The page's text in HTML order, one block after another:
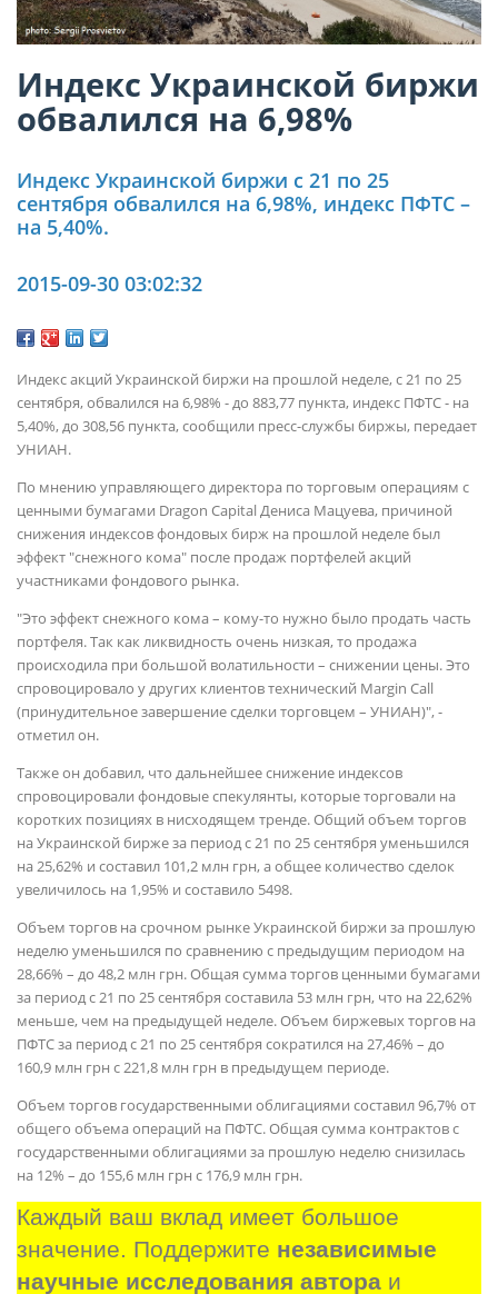
Индекс Украинской биржи
обвалился на 6,98%
Индекс Украинской биржи с 21 по 25
сентября обвалился на 6,98%, индекс ПФТС –
на 5,40%.
2015-09-30 03:02:32
Индекс акций Украинской биржи на прошлой неделе, с 21 по 25
сентября, обвалился на 6,98% - до 883,77 пункта, индекс ПФТС - на
5,40%, до 308,56 пункта, сообщили пресс-службы биржы, передает
УНИАН.
По мнению управляющего директора по торговым операциям с
ценными бумагами Dragon Capital Дениса Мацуева, причиной
снижения индексов фондовых бирж на прошлой неделе был
эффект "снежного кома" после продаж портфелей акций
участниками фондового рынка.
"Это эффект снежного кома – кому-то нужно было продать часть
портфеля. Так как ликвидность очень низкая, то продажа
происходила при большой волатильности – снижении цены. Это
спровоцировало у других клиентов технический Margin Call
(принудительное завершение сделки торговцем – УНИАН)", -
отметил он.
Также он добавил, что дальнейшее снижение индексов
спровоцировали фондовые спекулянты, которые торговали на
коротких позициях в нисходящем тренде. Общий объем торгов
на Украинской бирже за период с 21 по 25 сентября уменьшился
на 25,62% и составил 101,2 млн грн, а общее количество сделок
увеличилось на 1,95% и составило 5498.
Объем торгов на срочном рынке Украинской биржи за прошлую
неделю уменьшился по сравнению с предыдущим периодом на
28,66% – до 48,2 млн грн. Общая сумма торгов ценными бумагами
за период с 21 по 25 сентября составила 53 млн грн, что на 22,62%
меньше, чем на предыдущей неделе. Объем биржевых торгов на
ПФТС за период с 21 по 25 сентября сократился на 27,46% – до
160,9 млн грн с 221,8 млн грн в предыдущем периоде.
Объем торгов государственными облигациями составил 96,7% от
общего объема операций на ПФТС. Общая сумма контрактов с
государственными облигациями за прошлую неделю снизилась
на 12% – до 155,6 млн грн с 176,9 млн грн.
Каждый ваш вклад имеет большое
значение. Поддержите независимые
научные исследования автора и